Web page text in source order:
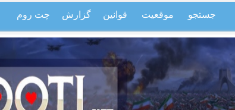
جستجو موقعیت قوانین گزارش چت روم